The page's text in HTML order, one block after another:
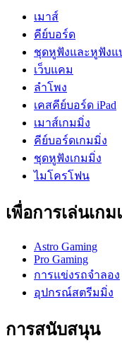
เมาส์
คีย์บอร์ด
ชุดหูฟังและหูฟังแ
เว็บแคม
ลำโพง
เคสคีย์บอร์ด iPad
เมาส์เกมมิ่ง
คีย์บอร์ดเกมมิ่ง
ชุดหูฟังเกมมิ่ง
ไมโครโฟน
เพื่อการเล่นเก
Astro Gaming
Pro Gaming
การแข่งรถจำลอง
อุปกรณ์สตรีมมิ่ง
การสนับสนุน